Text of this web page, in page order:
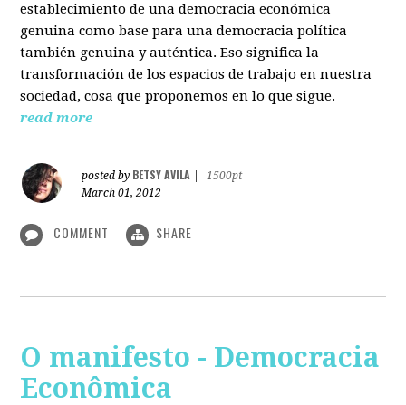
establecimiento de una democracia económica
genuina como base para una democracia política
también genuina y auténtica. Eso significa la
transformación de los espacios de trabajo en nuestra
sociedad, cosa que proponemos en lo que sigue.
read more
posted by BETSY AVILA
1500pt
March 01, 2012
COMMENT SHARE
O manifesto - Democracia
Econômica